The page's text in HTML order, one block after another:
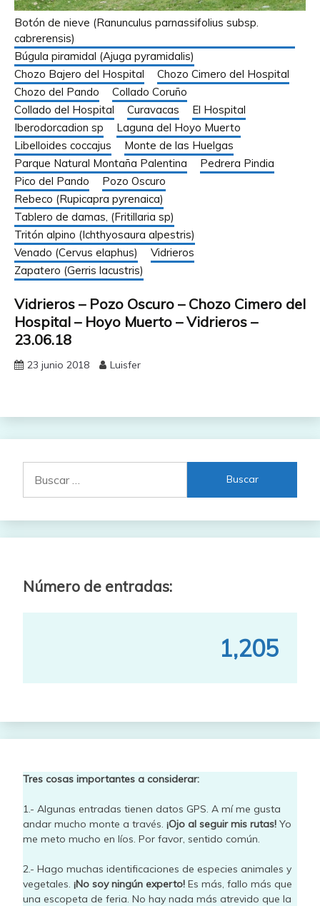
Botón de nieve (Ranunculus parnassifolius subsp.
cabrerensis)
Búgula piramidal (Ajuga pyramidalis)
Chozo Bajero del Hospital
Chozo Cimero del Hospital
Chozo del Pando
Collado Coruño
Collado del Hospital
Curavacas
El Hospital
Iberodorcadion sp
Laguna del Hoyo Muerto
Libelloides coccajus
Monte de las Huelgas
Parque Natural Montaña Palentina
Pedrera Pindia
Pico del Pando
Pozo Oscuro
Rebeco (Rupicapra pyrenaica)
Tablero de damas, (Fritillaria sp)
Tritón alpino (Ichthyosaura alpestris)
Venado (Cervus elaphus)
Vidrieros
Zapatero (Gerris lacustris)
Vidrieros – Pozo Oscuro – Chozo Cimero del
Hospital – Hoyo Muerto – Vidrieros –
23.06.18
23 junio 2018 Luisfer
Número de entradas:
1,205
Tres cosas importantes a considerar:
1.- Algunas entradas tienen datos GPS. A mí me gusta
andar mucho monte a través. ¡Ojo al seguir mis rutas! Yo
me meto mucho en líos. Por favor, sentido común.
2.- Hago muchas identificaciones de especies animales y
vegetales. ¡No soy ningún experto! Es más, fallo más que
una escopeta de feria. No hay nada más atrevido que la